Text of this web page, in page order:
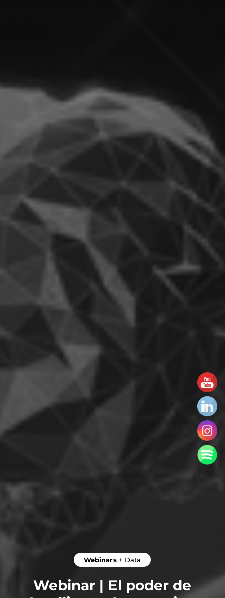
Webinars + Data
Webinar | El poder de